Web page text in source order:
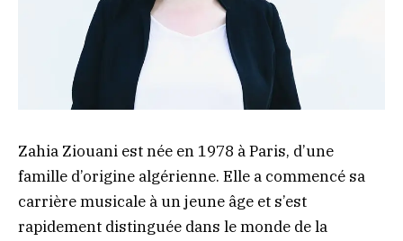
Zahia Ziouani est née en 1978 à Paris, d’une
famille d’origine algérienne. Elle a commencé sa
carrière musicale à un jeune âge et s’est
rapidement distinguée dans le monde de la